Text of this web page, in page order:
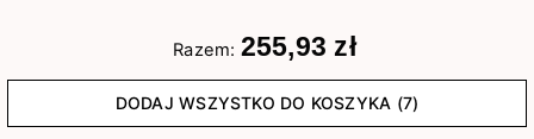
Razem: 255,93 zł
DODAJ WSZYSTKO DO KOSZYKA (7)